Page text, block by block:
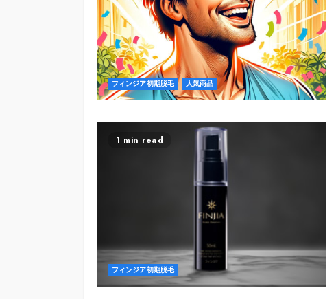
フィンジア初期脱毛 人気商品
1 min read
フィンジア初期脱毛